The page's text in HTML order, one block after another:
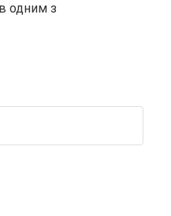
одним з